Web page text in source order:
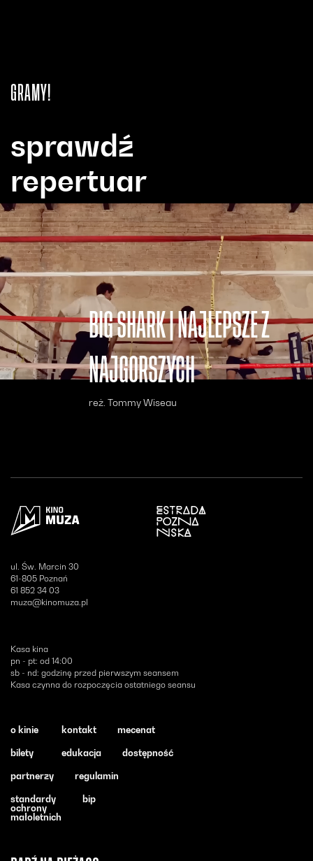
GRAMY!
BIG SHARK | NAJLEPSZE Z
NAJGORSZYCH
reż. Tommy Wiseau
sprawdź
repertuar
Otwiera się w nowym oknie
ul. Św. Marcin 30
61-805 Poznań
61 852 34 03
muza@kinomuza.pl
Kasa kina
pn - pt: od 14:00
sb - nd: godzinę przed pierwszym seansem
Kasa czynna do rozpoczęcia ostatniego seansu
o kinie kontakt mecenat
bilety edukacja dostępność
partnerzy regulamin
standardy
ochrony
małoletnich
bip